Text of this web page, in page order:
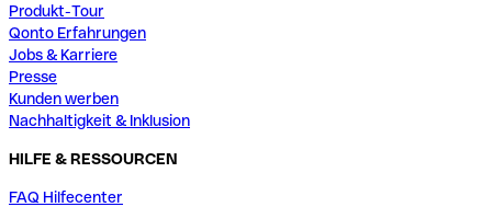
Produkt-Tour
Qonto Erfahrungen
Jobs & Karriere
Presse
Kunden werben
Nachhaltigkeit & Inklusion
HILFE & RESSOURCEN
FAQ Hilfecenter